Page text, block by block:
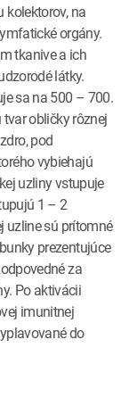
kolektorov, na
orgány.
tkanive a ich
látky.
sa na 500 – 700.
obličky rôznej
pod
vybiehajú
uzliny vstupuje
1 – 2
uzline sú prítomné
prezentujúce
za
Po aktivácii
imunitnej
do